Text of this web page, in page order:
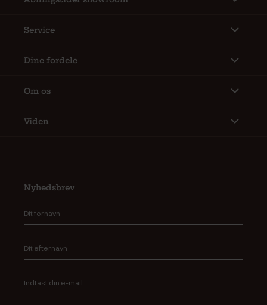
Service
Dine fordele
Om os
Viden
Nyhedsbrev